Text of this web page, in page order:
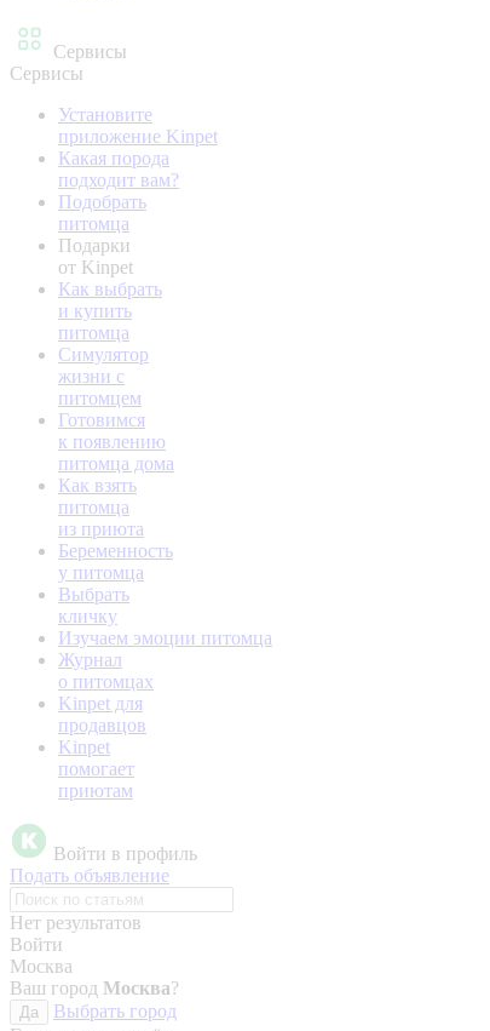
Сервисы
Сервисы
Установите
приложение Kinpet
Какая порода
подходит вам?
Подобрать
питомца
Подарки
от Kinpet
Как выбрать
и купить
питомца
Симулятор
жизни с
питомцем
Готовимся
к появлению
питомца дома
Как взять
питомца
из приюта
Беременность
у питомца
Выбрать
кличку
Изучаем эмоции питомца
Журнал
о питомцах
Kinpet для
продавцов
Kinpet
помогает
приютам
Войти в профиль
Подать объявление
Нет результатов
Войти
Москва
Ваш город Москва?
Да
Выбрать город